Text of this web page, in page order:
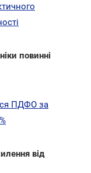
повинні
ПДФО за
від